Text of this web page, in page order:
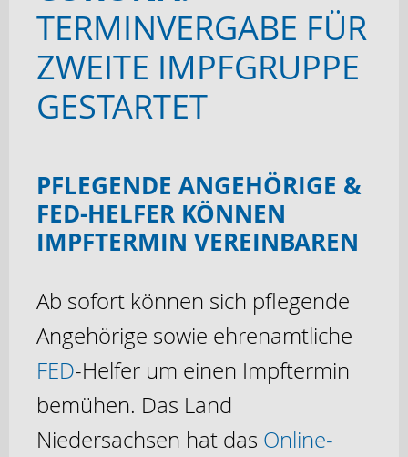
TERMINVERGABE FÜR
ZWEITE IMPFGRUPPE
GESTARTET
PFLEGENDE ANGEHÖRIGE &
FED-HELFER KÖNNEN
IMPFTERMIN VEREINBAREN
Ab sofort können sich pflegende
Angehörige sowie ehrenamtliche
FED-Helfer um einen Impftermin
bemühen. Das Land
Niedersachsen hat das Online-